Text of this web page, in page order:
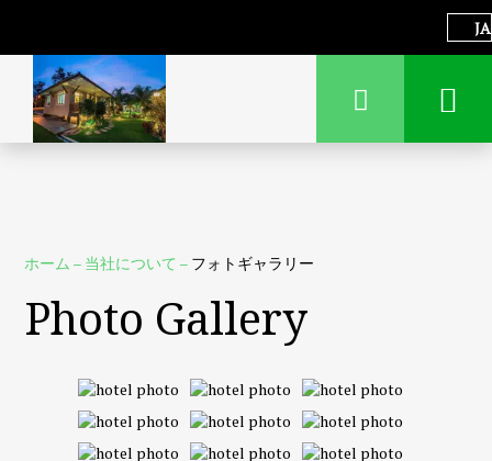
JA
ホーム – 当社について – フォトギャラリー
Photo Gallery